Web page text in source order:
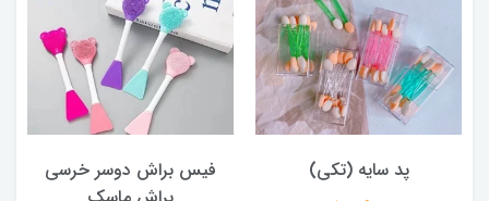
پد سایه (تکی)
فیس براش دوسر خرسی